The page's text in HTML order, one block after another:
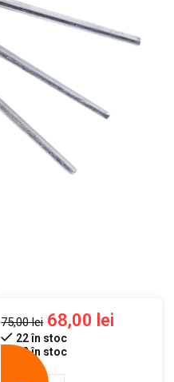
75,00lei 68,00 lei
22 în stoc
22 în stoc